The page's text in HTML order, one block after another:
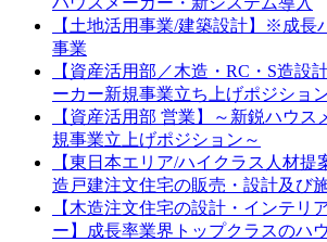
【土地活用事業/建築設計】※成長
事業
【資産活用部／木造・RC・S造設
ーカー新規事業立ち上げポジショ
【資産活用部 営業】～新鋭ハウ
規事業立上げポジション～
【東日本エリア/ハイクラス人材提
造戸建注文住宅の販売・設計及び
【木造注文住宅の設計・インテリ
ー】成長率業界トップクラスのハ